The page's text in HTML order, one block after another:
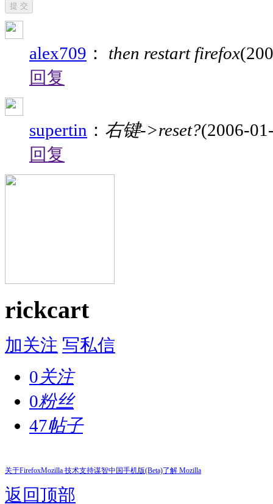
提 交
alex709 ： then restart firefox
回复
supertin ： 右键->reset?(2006-
回复
rickcart
加关注 写私信
0关注
0粉丝
47帖子
关于FirefoxMozilla 技术支持谋智中国手机版(Beta)了解 Mozilla
返回顶部